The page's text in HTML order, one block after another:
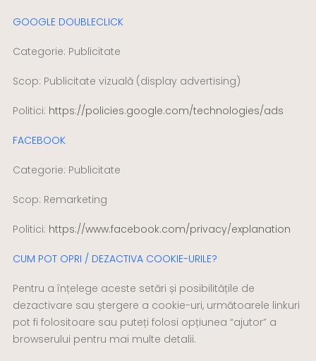
GOOGLE DOUBLECLICK
Categorie: Publicitate
Scop: Publicitate vizuală (display advertising)
Politici: https://policies.google.com/technologies/ads
FACEBOOK
Categorie: Publicitate
Scop: Remarketing
Politici: https://www.facebook.com/privacy/explanation
CUM POT OPRI / DEZACTIVA COOKIE-URILE?
Pentru a înțelege aceste setări și posibilitățile de
dezactivare sau ștergere a cookie-uri, următoarele linkuri
pot fi folositoare sau puteți folosi opțiunea “ajutor” a
browserului pentru mai multe detalii.